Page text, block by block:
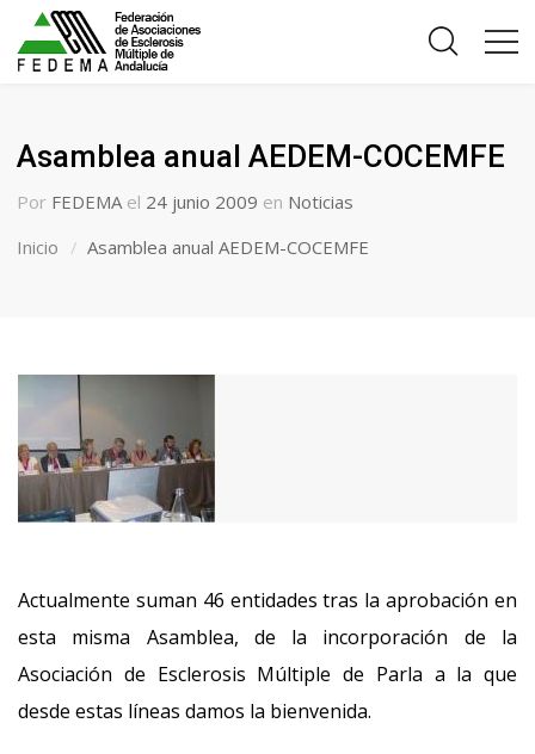
Asamblea anual AEDEM-COCEMFE
Por FEDEMA el 24 junio 2009 en Noticias
Inicio
Asamblea anual AEDEM-COCEMFE
Actualmente suman 46 entidades tras la aprobación en
esta misma Asamblea, de la incorporación de la
Asociación de Esclerosis Múltiple de Parla a la que
desde estas líneas damos la bienvenida.